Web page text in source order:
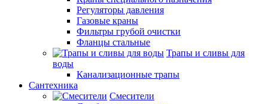
Регуляторы давления
Газовые краны
Фильтры грубой очистки
Фланцы стальные
Трапы и сливы для
воды
Канализационные трапы
Сантехника
Смесители